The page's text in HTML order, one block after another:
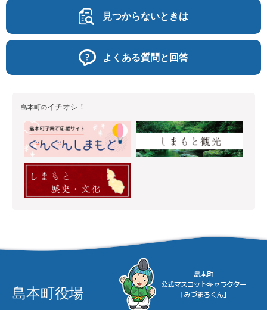
見つからないときは
よくある質問と回答
島本町のイチオシ！
島本町役場